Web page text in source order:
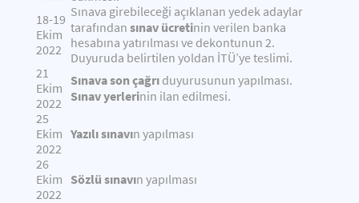
18-19
Ekim
2022
Sınava girebileceği açıklanan yedek adaylar
tarafından sınav ücretinin verilen banka
hesabına yatırılması ve dekontunun 2.
Duyuruda belirtilen yoldan İTÜ’ye teslimi.
21
Ekim
2022
Sınava son çağrı duyurusunun yapılması.
Sınav yerlerinin ilan edilmesi.
25
Ekim
2022
Yazılı sınavın yapılması
26
Ekim
2022
Sözlü sınavın yapılması